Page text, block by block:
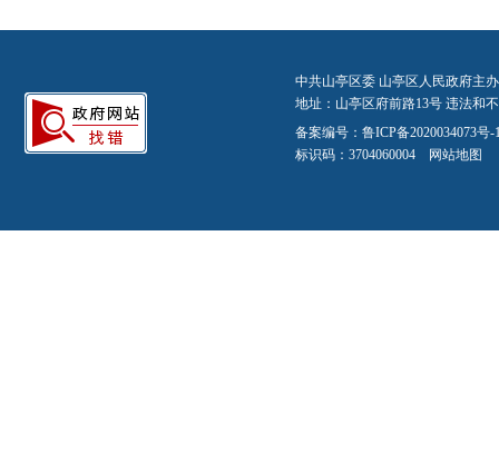
中共山亭区委 山亭区人民政府主
地址：山亭区府前路13号 违法和
备案编号： 鲁ICP备2020034073号-
标识码：3704060004 网站地图